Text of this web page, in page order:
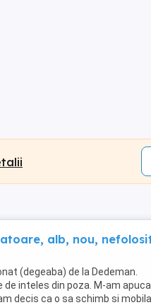
alb, nou,
(degeaba) de la Dedeman.
de inteles din poza. M-am
decis ca o sa schimb si